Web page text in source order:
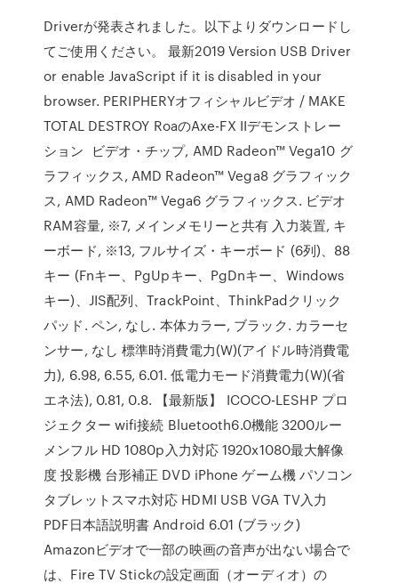
Driverが発表されました。以下よりダウンロードし
てご使用ください。 最新2019 Version USB Driver
or enable JavaScript if it is disabled in your
browser. PERIPHERYオフィシャルビデオ / MAKE
TOTAL DESTROY RoaのAxe-FX IIデモンストレー
ション ビデオ・チップ, AMD Radeon™ Vega10 グ
ラフィックス, AMD Radeon™ Vega8 グラフィック
ス, AMD Radeon™ Vega6 グラフィックス. ビデオ
RAM容量, ※7, メインメモリーと共有 入力装置, キ
ーボード, ※13, フルサイズ・キーボード (6列)、88
キー (Fnキー、PgUpキー、PgDnキー、Windows
キー)、JIS配列、TrackPoint、ThinkPadクリック
パッド. ペン, なし. 本体カラー, ブラック. カラーセ
ンサー, なし 標準時消費電力(W)(アイドル時消費電
力), 6.98, 6.55, 6.01. 低電力モード消費電力(W)(省
エネ法), 0.81, 0.8. 【最新版】 ICOCO-LESHP プロ
ジェクター wifi接続 Bluetooth6.0機能 3200ルー
メンフル HD 1080p入力対応 1920x1080最大解像
度 投影機 台形補正 DVD iPhone ゲーム機 パソコン
タブレットスマホ対応 HDMI USB VGA TV入力
PDF日本語説明書 Android 6.01 (ブラック)
Amazonビデオで一部の映画の音声が出ない場合で
は、Fire TV Stickの設定画面（オーディオ）の